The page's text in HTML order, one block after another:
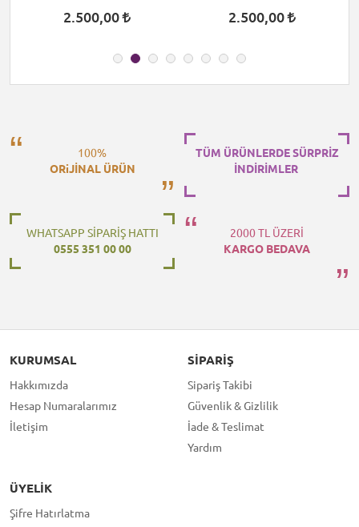
2.500,00 2.500,00
100%
ORiJİNAL ÜRÜN
TÜM ÜRÜNLERDE SÜRPRİZ
İNDİRİMLER
WHATSAPP SİPARİŞ HATTI
0555 351 00 00
2000 TL ÜZERİ
KARGO BEDAVA
KURUMSAL
Hakkımızda
Hesap Numaralarımız
İletişim
SIPARIŞ
Sipariş Takibi
Güvenlik & Gizlilik
İade & Teslimat
Yardım
ÜYELIK
Şifre Hatırlatma